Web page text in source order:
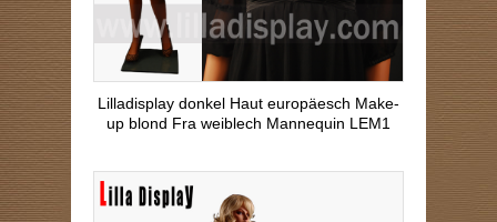
Lilladisplay donkel Haut europäesch Make-
up blond Fra weiblech Mannequin LEM1